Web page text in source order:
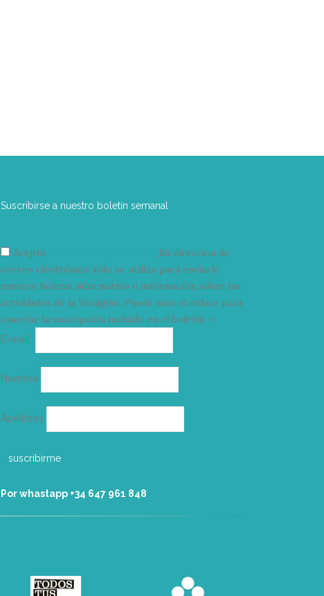
Suscribirse a nuestro boletín semanal
Acepto
Su dirección de
correo electrónico solo se utiliza para enviarle
nuestro boletín informativo e información sobre las
actividades de la Vorágine. Puede usar el enlace para
cancelar la suscripción incluido en el boletín. >
E-mail*
electrónico
Nombre
Apellidos
Por whastapp +34 ‭647 961 848‬